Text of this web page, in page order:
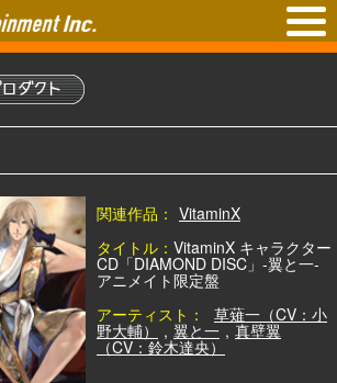
関連作品： VitaminX
タイトル： VitaminX キャラクター
CD「DIAMOND DISC」-翼と一-
アニメイト限定盤
アーティスト：
草薙一（CV：小
野大輔） , 翼と一 , 真壁翼
（CV：鈴木達央）